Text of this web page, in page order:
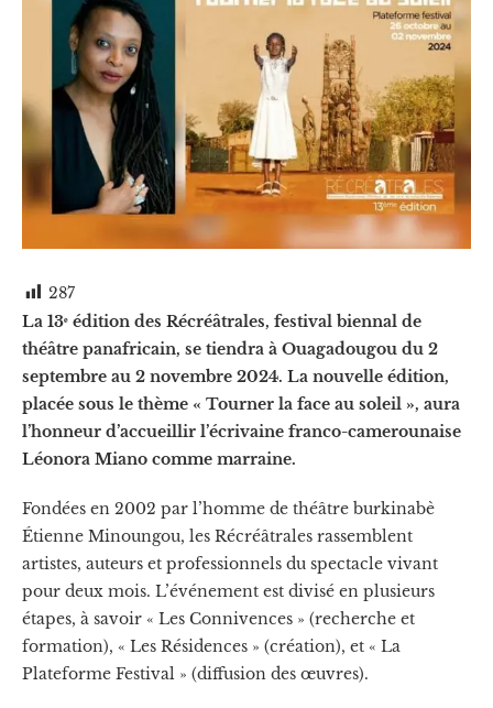
287
La 13ᵉ édition des Récréâtrales, festival biennal de
théâtre panafricain, se tiendra à Ouagadougou du 2
septembre au 2 novembre 2024. La nouvelle édition,
placée sous le thème « Tourner la face au soleil », aura
l’honneur d’accueillir l’écrivaine franco-camerounaise
Léonora Miano comme marraine.
Fondées en 2002 par l’homme de théâtre burkinabè
Étienne Minoungou, les Récréâtrales rassemblent
artistes, auteurs et professionnels du spectacle vivant
pour deux mois. L’événement est divisé en plusieurs
étapes, à savoir « Les Connivences » (recherche et
formation), « Les Résidences » (création), et « La
Plateforme Festival » (diffusion des œuvres).